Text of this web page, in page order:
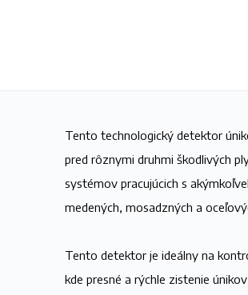
Tento technologický detektor
pred rôznymi druhmi škodlivých
systémov pracujúcich s
medených, mosadzných a
Tento detektor je ideálny na
kde presné a rýchle zistenie